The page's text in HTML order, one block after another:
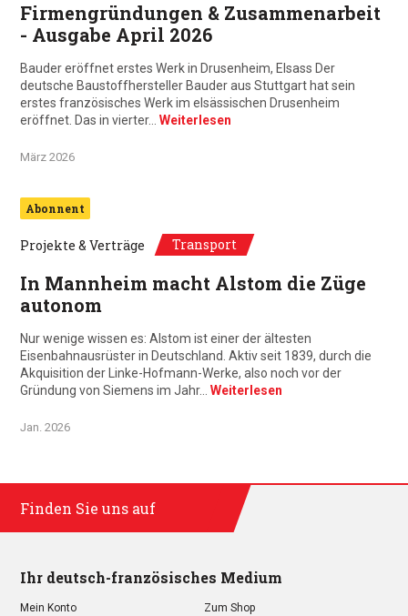
Firmengründungen & Zusammenarbeit
- Ausgabe April 2026
Bauder eröffnet erstes Werk in Drusenheim, Elsass Der
deutsche Baustoffhersteller Bauder aus Stuttgart hat sein
erstes französisches Werk im elsässischen Drusenheim
eröffnet. Das in vierter… Weiterlesen
März 2026
Abonnent
Projekte & Verträge Transport
In Mannheim macht Alstom die Züge
autonom
Nur wenige wissen es: Alstom ist einer der ältesten
Eisenbahnausrüster in Deutschland. Aktiv seit 1839, durch die
Akquisition der Linke-Hofmann-Werke, also noch vor der
Gründung von Siemens im Jahr… Weiterlesen
Jan. 2026
Finden Sie uns auf
Ihr deutsch-französisches Medium
Mein Konto Zum Shop